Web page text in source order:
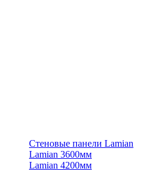
Стеновые панели Lamian
Lamian 3600мм
Lamian 4200мм